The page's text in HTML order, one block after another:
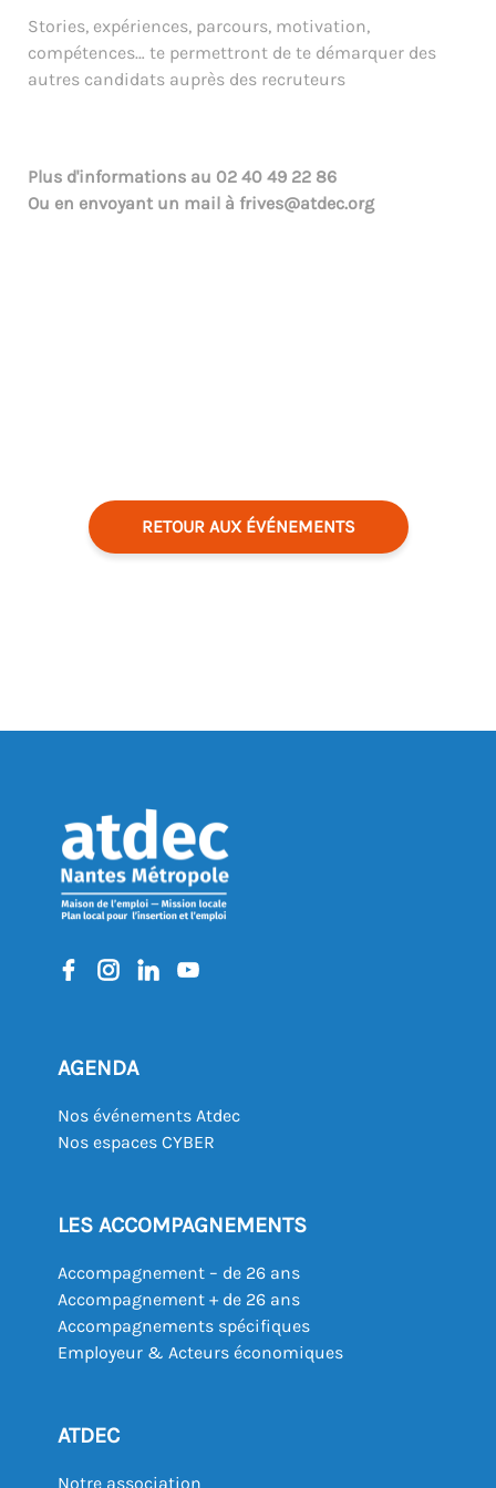
Stories, expériences, parcours, motivation,
compétences… te permettront de te démarquer des
autres candidats auprès des recruteurs
Plus d'informations au 02 40 49 22 86
Ou en envoyant un mail à frives@atdec.org
RETOUR AUX ÉVÉNEMENTS
AGENDA
Nos événements Atdec
Nos espaces CYBER
LES ACCOMPAGNEMENTS
Accompagnement – de 26 ans
Accompagnement + de 26 ans
Accompagnements spécifiques
Employeur & Acteurs économiques
ATDEC
Notre association